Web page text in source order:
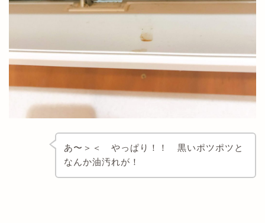
あ〜＞＜ やっぱり！！ 黒いポツポツと
なんか油汚れが！